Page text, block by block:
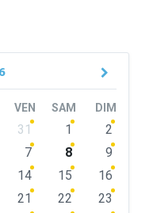
VEN SAM DIM
31 1
2
7 8
9
14 15
16
21 22
23